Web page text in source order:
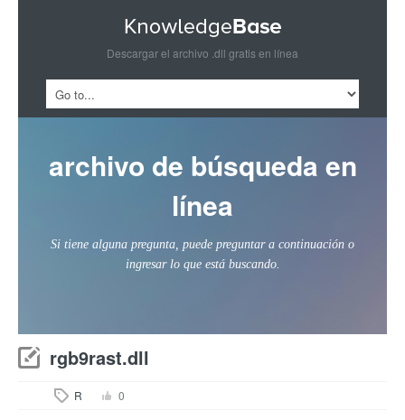
Descargar el archivo .dll gratis en línea
archivo de búsqueda en
línea
Si tiene alguna pregunta, puede preguntar a continuación o
ingresar lo que está buscando.
rgb9rast.dll
R 0